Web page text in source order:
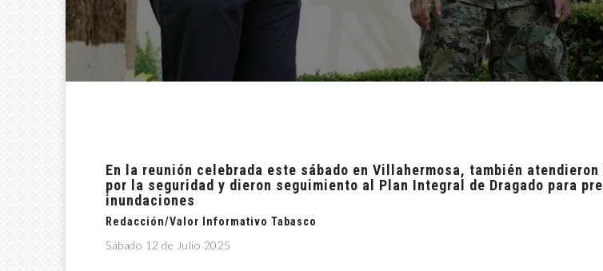
En la reunión celebrada este sábado en Villahermosa, también
por la seguridad y dieron seguimiento al Plan Integral de Dragado para
inundaciones
Redacción/Valor Informativo Tabasco
Sábado 12 de Julio 2025